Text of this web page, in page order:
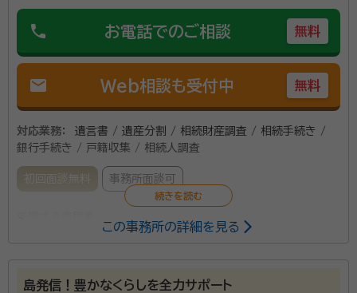
phone お電話でのご相談 無料
mail Web相談も受付中 無料
対応業務：
遺言書 / 遺産分割 / 相続財産調査 / 相続手続き /
銀行手続き / 戸籍収集 / 相続人調査
初回面談無料 事務所面談可
資格等：行政書士
この事務所の詳細を見る
島発信！豊かなくらしを全力サポート